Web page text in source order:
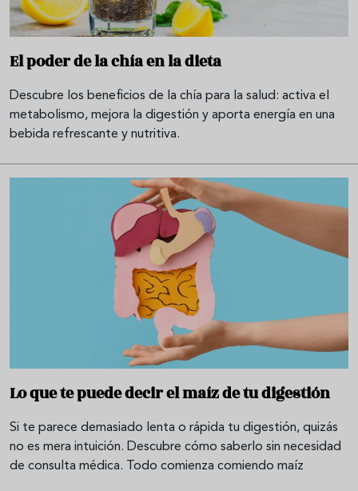
El poder de la chía en la dieta
Descubre los beneficios de la chía para la salud: activa el
metabolismo, mejora la digestión y aporta energía en una
bebida refrescante y nutritiva.
Lo que te puede decir el maíz de tu digestión
Si te parece demasiado lenta o rápida tu digestión, quizás
no es mera intuición. Descubre cómo saberlo sin necesidad
de consulta médica. Todo comienza comiendo maíz